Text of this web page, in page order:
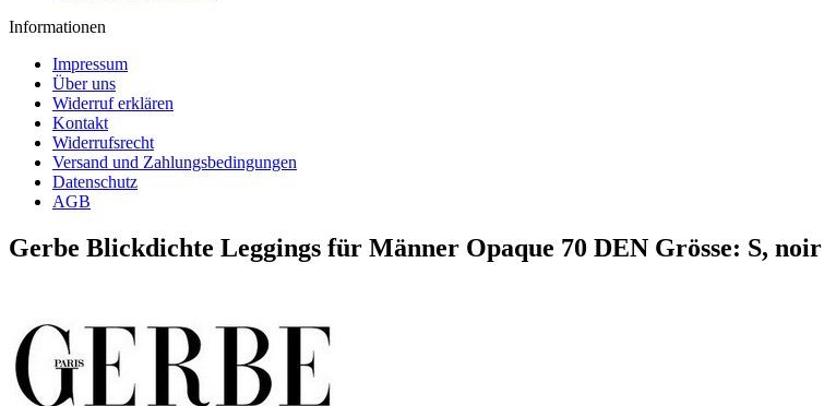
Informationen
Impressum
Über uns
Widerruf erklären
Kontakt
Widerrufsrecht
Versand und Zahlungsbedingungen
Datenschutz
AGB
Gerbe Blickdichte Leggings für Männer Opaque 70 DEN Grösse: S, noir